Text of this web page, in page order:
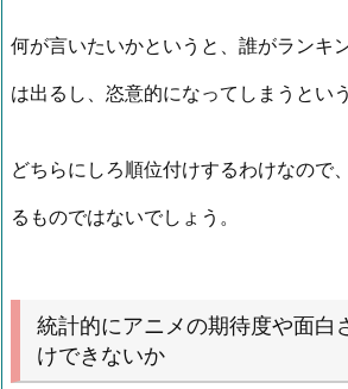
何が言いたいかというと、誰がランキ
は出るし、恣意的になってしまうとい
どちらにしろ順位付けするわけなので
るものではないでしょう。
統計的にアニメの期待度や面白
けできないか